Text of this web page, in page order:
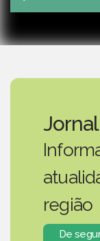
Play
região
De